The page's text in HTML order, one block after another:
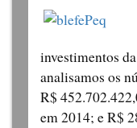
investimentos
analisamos os
R$
em 2014; e R$